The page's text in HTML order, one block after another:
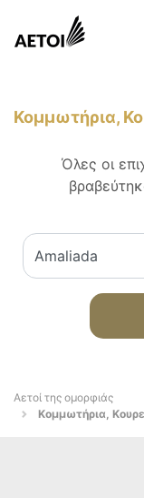
Κομμωτήρια,
Όλες οι
Αετοί της ομορφιάς
Κομμωτήρια,